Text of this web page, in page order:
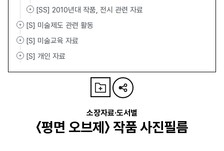
[SS] 2010년대 작품, 전시 관련 자료
[S] 미술제도 관련 활동
[S] 미술교육 자료
[S] 개인 자료
소장자료·도서별
〈평면 오브제〉 작품 사진필름